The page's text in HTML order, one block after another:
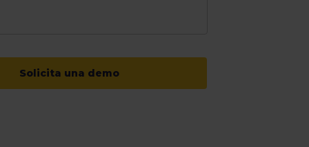
Solicita una demo